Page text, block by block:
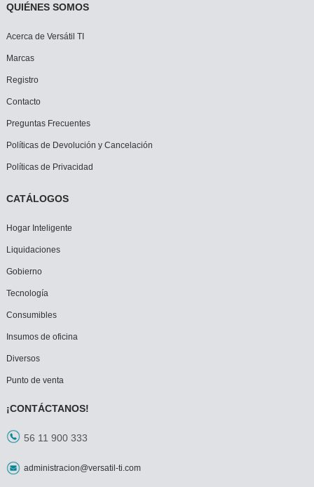
QUIÉNES SOMOS
Acerca de Versátil TI
Marcas
Registro
Contacto
Preguntas Frecuentes
Políticas de Devolución y Cancelación
Políticas de Privacidad
CATÁLOGOS
Hogar Inteligente
Liquidaciones
Gobierno
Tecnología
Consumibles
Insumos de oficina
Diversos
Punto de venta
¡CONTÁCTANOS!
56 11 900 333
administracion@versatil-ti.com